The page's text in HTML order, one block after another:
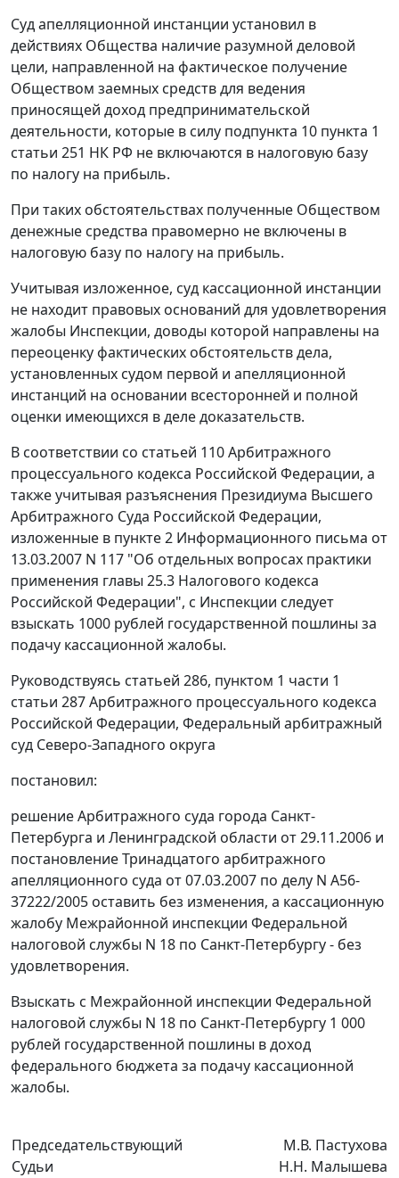
Суд апелляционной инстанции установил в
действиях Общества наличие разумной деловой
цели, направленной на фактическое получение
Обществом заемных средств для ведения
приносящей доход предпринимательской
деятельности, которые в силу подпункта 10 пункта 1
статьи 251 НК РФ не включаются в налоговую базу
по налогу на прибыль.
При таких обстоятельствах полученные Обществом
денежные средства правомерно не включены в
налоговую базу по налогу на прибыль.
Учитывая изложенное, суд кассационной инстанции
не находит правовых оснований для удовлетворения
жалобы Инспекции, доводы которой направлены на
переоценку фактических обстоятельств дела,
установленных судом первой и апелляционной
инстанций на основании всесторонней и полной
оценки имеющихся в деле доказательств.
В соответствии со статьей 110Арбитражного
процессуального кодекса Российской Федерации, а
также учитывая разъяснения Президиума Высшего
Арбитражного Суда Российской Федерации,
изложенные в пункте 2 Информационного письма от
13.03.2007 N 117 "Об отдельных вопросах практики
применения главы 25.3 Налогового кодекса
Российской Федерации", с Инспекции следует
взыскать 1000 рублей государственной пошлины за
подачу кассационной жалобы.
Руководствуясь статьей 286, пунктом 1 части 1
статьи 287Арбитражного процессуального кодекса
Российской Федерации, Федеральный арбитражный
суд Северо-Западного округа
постановил:
решение Арбитражного суда города Санкт-
Петербурга и Ленинградской области от 29.11.2006 и
постановление Тринадцатого арбитражного
апелляционного суда от 07.03.2007 по делу N А56-
37222/2005 оставить без изменения, а кассационную
жалобу Межрайонной инспекции Федеральной
налоговой службы N 18 по Санкт-Петербургу - без
удовлетворения.
Взыскать с Межрайонной инспекции Федеральной
налоговой службы N 18 по Санкт-Петербургу 1 000
рублей государственной пошлины в доход
федерального бюджета за подачу кассационной
жалобы.
Председательствующий
Судьи
М.В. Пастухова
Н.Н. Малышева